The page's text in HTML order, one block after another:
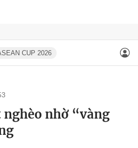
CUP 2026
nhờ “vàng